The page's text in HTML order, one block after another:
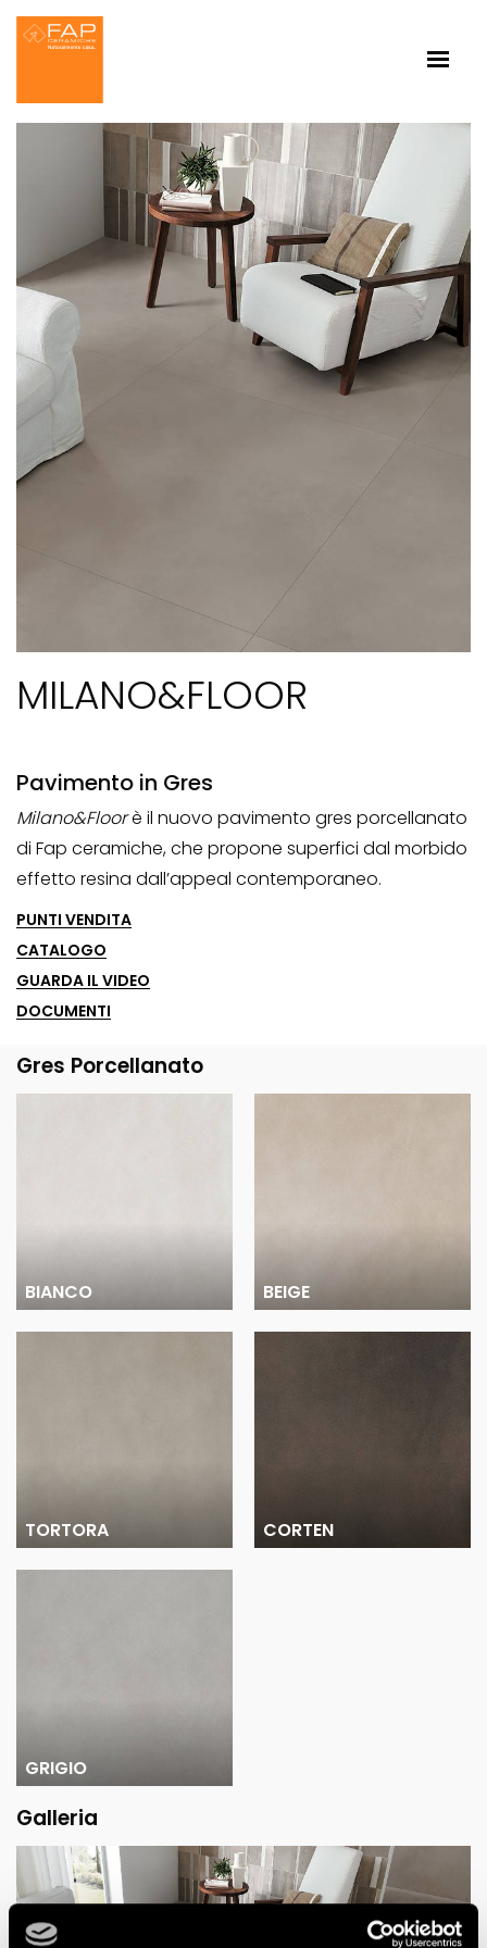
MILANO&FLOOR
Pavimento in Gres
Milano&Floorè il nuovo pavimento gres porcellanato
di Fap ceramiche, che propone superfici dal morbido
effetto resina dall’appeal contemporaneo.
PUNTI VENDITA
CATALOGO
GUARDA IL VIDEO
DOCUMENTI
Gres Porcellanato
BIANCO BEIGE
TORTORA CORTEN
GRIGIO
Galleria